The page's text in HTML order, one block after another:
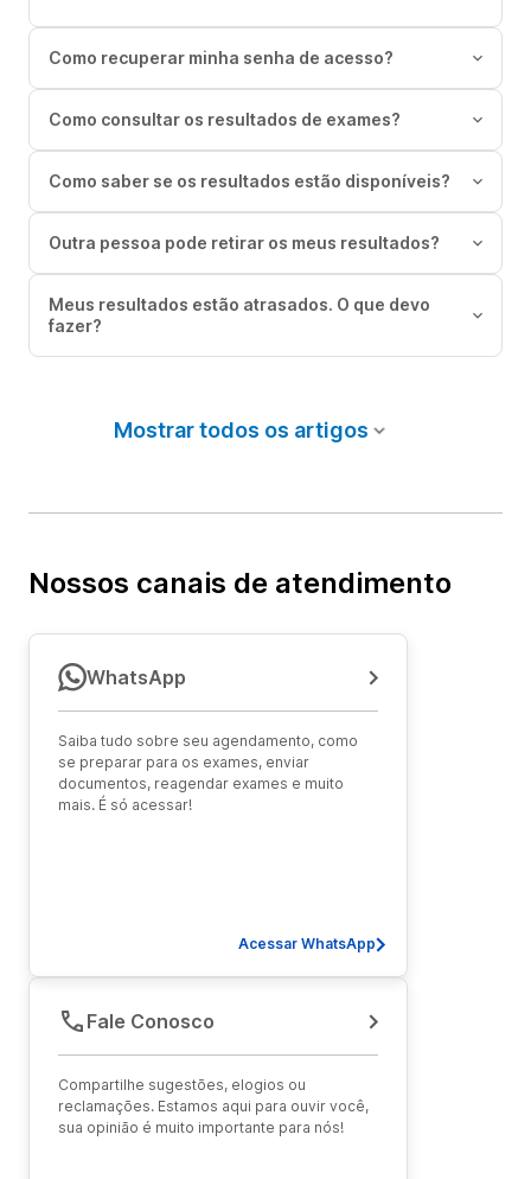
Como recuperar minha senha de acesso?
Como consultar os resultados de exames?
Como saber se os resultados estão disponíveis?
Outra pessoa pode retirar os meus resultados?
Meus resultados estão atrasados. O que devo
fazer?
Mostrar todos os artigos
Nossos canais de atendimento
WhatsApp
Saiba tudo sobre seu agendamento, como
se preparar para os exames, enviar
documentos, reagendar exames e muito
mais. É só acessar!
Acessar WhatsApp
Fale Conosco
Compartilhe sugestões, elogios ou
reclamações. Estamos aqui para ouvir você,
sua opinião é muito importante para nós!